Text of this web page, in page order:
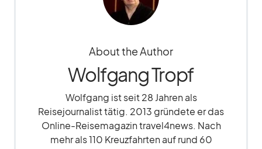
About the Author
Wolfgang Tropf
Wolfgang ist seit 28 Jahren als
Reisejournalist tätig. 2013 gründete er das
Online-Reisemagazin travel4news. Nach
mehr als 110 Kreuzfahrten auf rund 60